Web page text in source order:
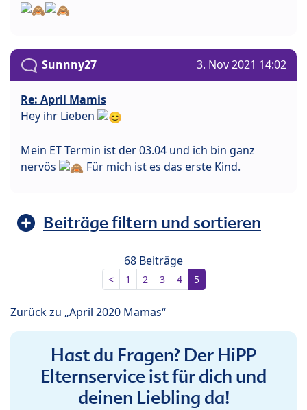
Sunnny27 3. Nov 2021 14:02
Re: April Mamis
Hey ihr Lieben
Mein ET Termin ist der 03.04 und ich bin ganz
nervös
Für mich ist es das erste Kind.
Beiträge filtern und sortieren
68 Beiträge
< 1 2 3 4 5
Zurück zu „April 2020 Mamas“
Hast du Fragen? Der HiPP
Elternservice ist für dich und
deinen Liebling da!